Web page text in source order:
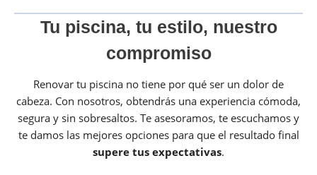
Tu piscina, tu estilo, nuestro
compromiso
Renovar tu piscina no tiene por qué ser un dolor de
cabeza. Con nosotros, obtendrás una experiencia cómoda,
segura y sin sobresaltos. Te asesoramos, te escuchamos y
te damos las mejores opciones para que el resultado final
supere tus expectativas.